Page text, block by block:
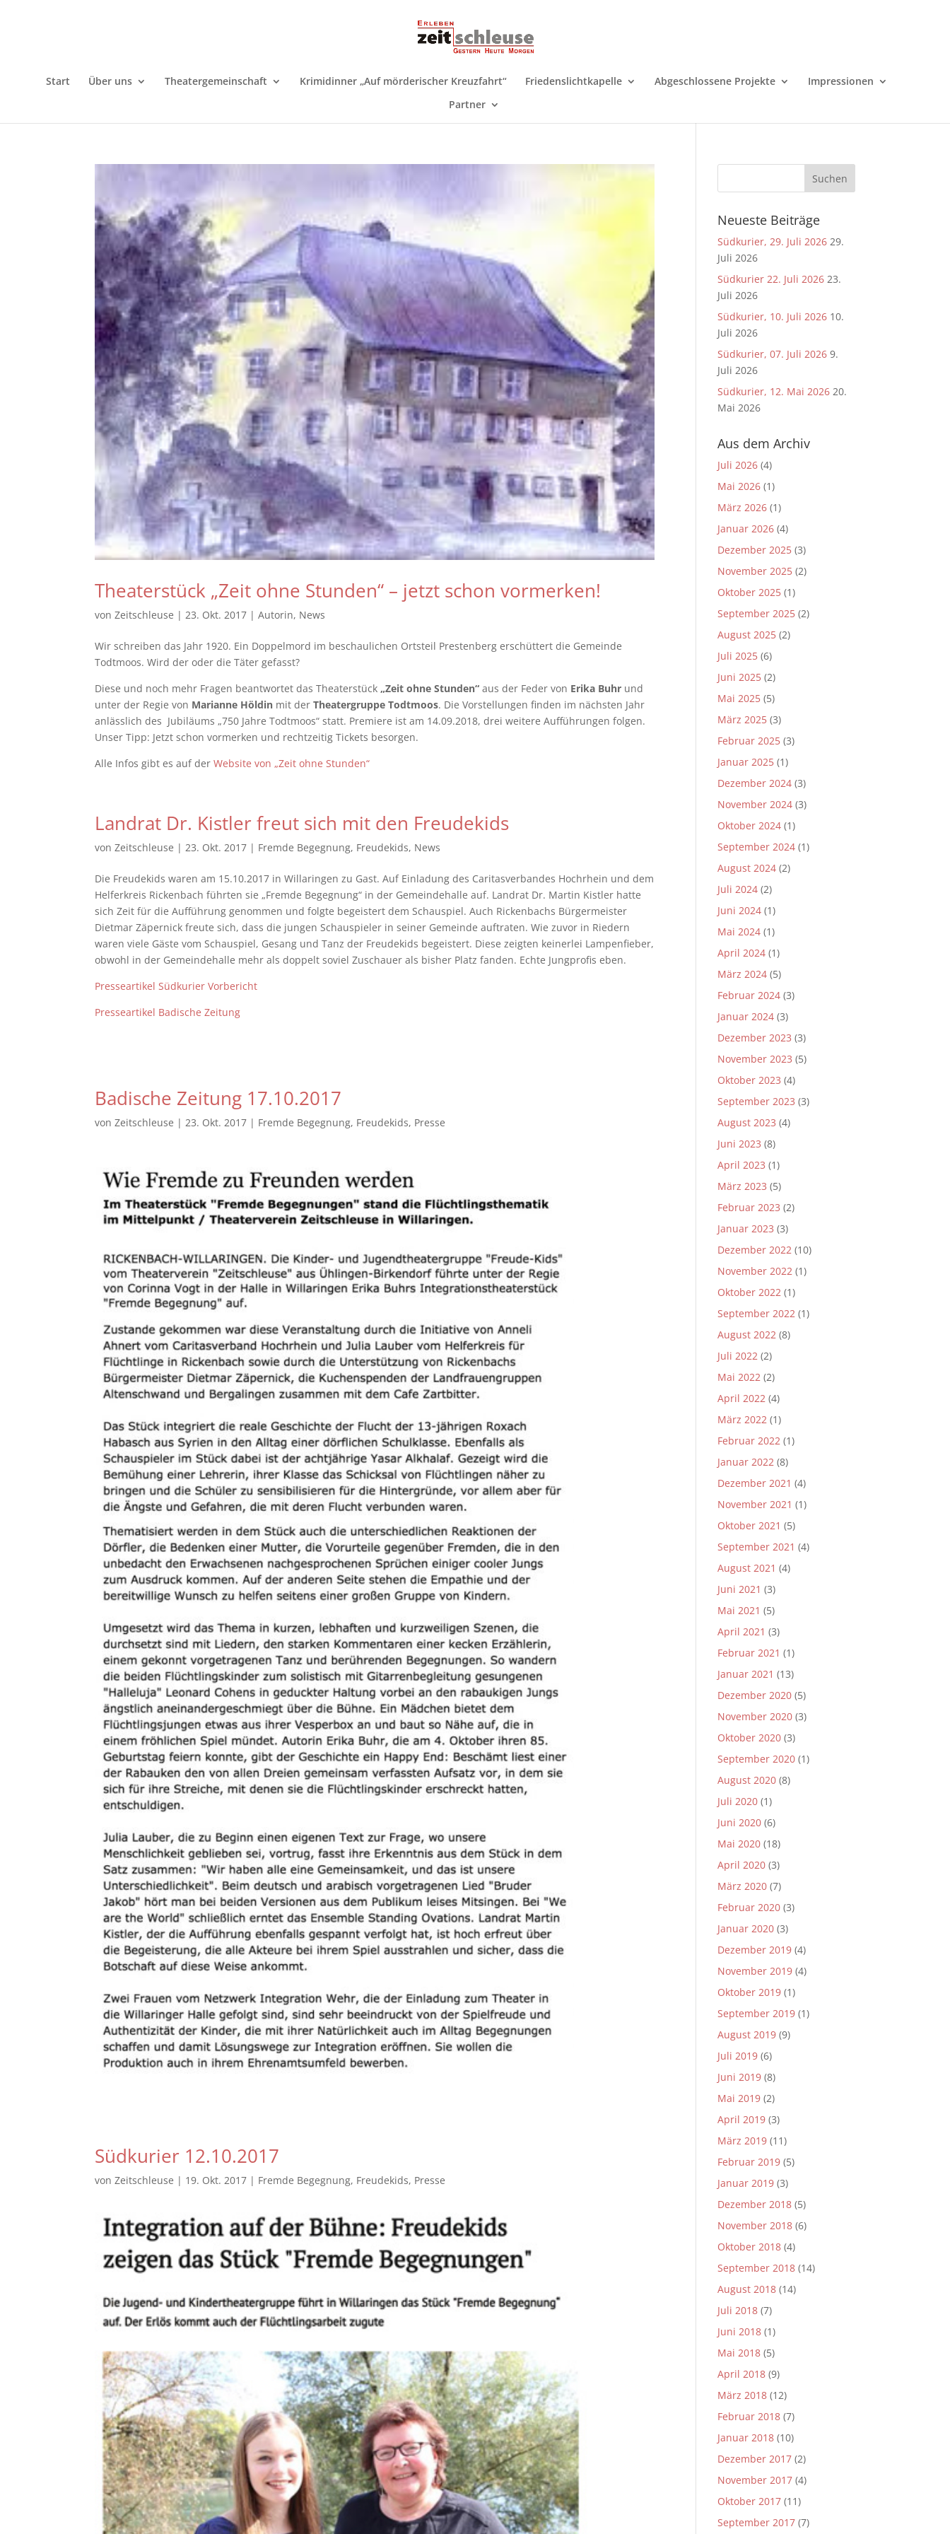
Start Über uns Theatergemeinschaft Krimidinner „Auf mörderischer Kreuzfahrt“ Friedenslichtkapelle Abgeschlossene Projekte
Impressionen
Partner
Theaterstück „Zeit ohne Stunden“ – jetzt schon vormerken!
vonZeitschleuse |23. Okt. 2017 |Autorin, News
Wir schreiben das Jahr 1920. Ein Doppelmord im beschaulichen Ortsteil Prestenberg erschüttert die Gemeinde
Todtmoos. Wird der oder die Täter gefasst?
Diese und noch mehr Fragen beantwortet das Theaterstück „Zeit ohne Stunden“ aus der Feder von Erika Buhr und
unter der Regie von Marianne Höldin mit der Theatergruppe Todtmoos. Die Vorstellungen finden im nächsten Jahr
anlässlich des Jubiläums „750 Jahre Todtmoos“ statt. Premiere ist am 14.09.2018, drei weitere Aufführungen folgen.
Unser Tipp: Jetzt schon vormerken und rechtzeitig Tickets besorgen.
Alle Infos gibt es auf derWebsite von „Zeit ohne Stunden“
Landrat Dr. Kistler freut sich mit den Freudekids
vonZeitschleuse |23. Okt. 2017 | Fremde Begegnung, Freudekids, News
Die Freudekids waren am 15.10.2017 in Willaringen zu Gast. Auf Einladung des Caritasverbandes Hochrhein und dem
Helferkreis Rickenbach führten sie „Fremde Begegnung“ in der Gemeindehalle auf. Landrat Dr. Martin Kistler hatte
sich Zeit für die Aufführung genommen und folgte begeistert dem Schauspiel. Auch Rickenbachs Bürgermeister
Dietmar Zäpernick freute sich, dass die jungen Schauspieler in seiner Gemeinde auftraten. Wie zuvor in Riedern
waren viele Gäste vom Schauspiel, Gesang und Tanz der Freudekids begeistert. Diese zeigten keinerlei Lampenfieber,
obwohl in der Gemeindehalle mehr als doppelt soviel Zuschauer als bisher Platz fanden. Echte Jungprofis eben.
Presseartikel Südkurier Vorbericht
Presseartikel Badische Zeitung
Badische Zeitung 17.10.2017
vonZeitschleuse |23. Okt. 2017 | Fremde Begegnung, Freudekids, Presse
Südkurier 12.10.2017
vonZeitschleuse | 19. Okt. 2017 | Fremde Begegnung, Freudekids, Presse
Neueste Beiträge
Südkurier, 29. Juli 2026 29.
Juli 2026
Südkurier 22. Juli 2026 23.
Juli 2026
Südkurier, 10. Juli 2026 10.
Juli 2026
Südkurier, 07. Juli 2026 9.
Juli 2026
Südkurier, 12. Mai 2026 20.
Mai 2026
Aus dem Archiv
Juli 2026 (4)
Mai 2026 (1)
März 2026 (1)
Januar 2026 (4)
Dezember 2025 (3)
November 2025 (2)
Oktober 2025 (1)
September 2025 (2)
August 2025 (2)
Juli 2025 (6)
Juni 2025 (2)
Mai 2025 (5)
März 2025 (3)
Februar 2025 (3)
Januar 2025 (1)
Dezember 2024 (3)
November 2024 (3)
Oktober 2024 (1)
September 2024 (1)
August 2024 (2)
Juli 2024 (2)
Juni 2024 (1)
Mai 2024 (1)
April 2024 (1)
März 2024 (5)
Februar 2024 (3)
Januar 2024 (3)
Dezember 2023 (3)
November 2023 (5)
Oktober 2023 (4)
September 2023 (3)
August 2023 (4)
Juni 2023 (8)
April 2023 (1)
März 2023 (5)
Februar 2023 (2)
Januar 2023 (3)
Dezember 2022 (10)
November 2022 (1)
Oktober 2022 (1)
September 2022 (1)
August 2022 (8)
Juli 2022 (2)
Mai 2022 (2)
April 2022 (4)
März 2022 (1)
Februar 2022 (1)
Januar 2022 (8)
Dezember 2021 (4)
November 2021 (1)
Oktober 2021 (5)
September 2021 (4)
August 2021 (4)
Juni 2021 (3)
Mai 2021 (5)
April 2021 (3)
Februar 2021 (1)
Januar 2021 (13)
Dezember 2020 (5)
November 2020 (3)
Oktober 2020 (3)
September 2020 (1)
August 2020 (8)
Juli 2020 (1)
Juni 2020 (6)
Mai 2020 (18)
April 2020 (3)
März 2020 (7)
Februar 2020 (3)
Januar 2020 (3)
Dezember 2019 (4)
November 2019 (4)
Oktober 2019 (1)
September 2019 (1)
August 2019 (9)
Juli 2019 (6)
Juni 2019 (8)
Mai 2019 (2)
April 2019 (3)
März 2019 (11)
Februar 2019 (5)
Januar 2019 (3)
Dezember 2018 (5)
November 2018 (6)
Oktober 2018 (4)
September 2018 (14)
August 2018 (14)
Juli 2018 (7)
Juni 2018 (1)
Mai 2018 (5)
April 2018 (9)
März 2018 (12)
Februar 2018 (7)
Januar 2018 (10)
Dezember 2017 (2)
November 2017 (4)
Oktober 2017 (11)
September 2017 (7)